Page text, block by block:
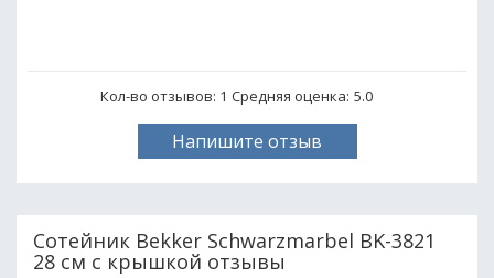
Кол-во отзывов: 1 Средняя оценка: 5.0
Напишите отзыв
Сотейник Bekker Schwarzmarbel BK-3821
28 см с крышкой отзывы